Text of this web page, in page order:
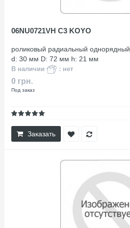
06NU0721VH C3 KOYO
роликовый радиальный однорядный
d: 30 мм D: 72 мм h: 21 мм
В наличии : нет
0 грн.
Под заказ
Заказать